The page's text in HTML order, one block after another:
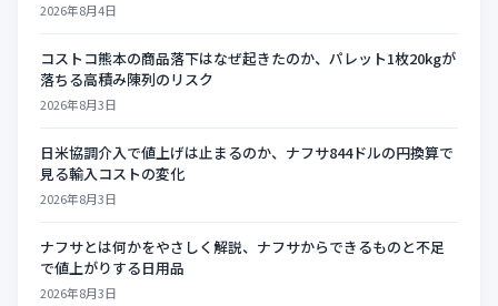
2026年8月4日
コストコ熊本の商品落下はなぜ起きたのか、パレット1枚20kgが
落ちる高積み陳列のリスク
2026年8月3日
日米協調介入で値上げは止まるのか、ナフサ844ドルの円換算で
見る輸入コストの変化
2026年8月3日
ナフサとは何かをやさしく解説、ナフサからできるものと不足
で値上がりする日用品
2026年8月3日